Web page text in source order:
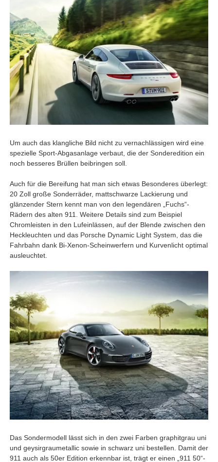
Um auch das klangliche Bild nicht zu vernachlässigen wird eine
spezielle Sport-Abgasanlage verbaut, die der Sonderedition ein
noch besseres Brüllen beibringen soll.
Auch für die Bereifung hat man sich etwas Besonderes überlegt:
20 Zoll große Sonderräder, mattschwarze Lackierung und
glänzender Stern kennt man von den legendären „Fuchs“-
Rädern des alten 911. Weitere Details sind zum Beispiel
Chromleisten in den Lufeinlässen, auf der Blende zwischen den
Heckleuchten und das Porsche Dynamic Light System, das die
Fahrbahn dank Bi-Xenon-Scheinwerfern und Kurvenlicht optimal
ausleuchtet.
Das Sondermodell lässt sich in den zwei Farben graphitgrau uni
und geysirgraumetallic sowie in schwarz uni bestellen. Damit der
911 auch als 50er Edition erkennbar ist, trägt er einen „911 50“-